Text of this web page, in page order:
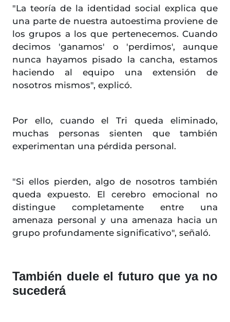
"La teoría de la identidad social explica que
una parte de nuestra autoestima proviene de
los grupos a los que pertenecemos. Cuando
decimos 'ganamos' o 'perdimos', aunque
nunca hayamos pisado la cancha, estamos
haciendo al equipo una extensión de
nosotros mismos", explicó.
Por ello, cuando el Tri queda eliminado,
muchas personas sienten que también
experimentan una pérdida personal.
"Si ellos pierden, algo de nosotros también
queda expuesto. El cerebro emocional no
distingue completamente entre una
amenaza personal y una amenaza hacia un
grupo profundamente significativo", señaló.
También duele el futuro que ya no
sucederá